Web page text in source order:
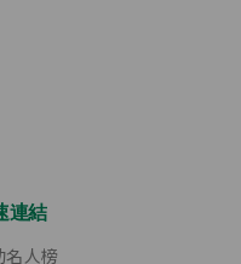
連結
名人榜